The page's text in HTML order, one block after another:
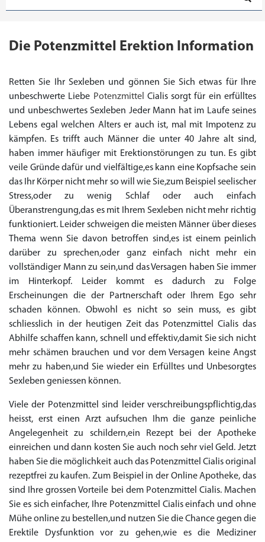
Die Potenzmittel Erektion Information
Retten Sie Ihr Sexleben und gönnen Sie Sich etwas für Ihre
unbeschwerte Liebe Potenzmittel Cialis sorgt für ein erfülltes
und unbeschwertes Sexleben Jeder Mann hat im Laufe seines
Lebens egal welchen Alters er auch ist, mal mit Impotenz zu
kämpfen. Es trifft auch Männer die unter 40 Jahre alt sind,
haben immer häufiger mit Erektionstörungen zu tun. Es gibt
veile Gründe dafür und vielfältige,es kann eine Kopfsache sein
das Ihr Körper nicht mehr so will wie Sie,zum Beispiel seelischer
Stress,oder zu wenig Schlaf oder auch einfach
Überanstrengung,das es mit Ihrem Sexleben nicht mehr richtig
funktioniert. Leider schweigen die meisten Männer über dieses
Thema wenn Sie davon betroffen sind,es ist einem peinlich
darüber zu sprechen,oder ganz einfach nicht mehr ein
vollständiger Mann zu sein,und das Versagen haben Sie immer
im Hinterkopf. Leider kommt es dadurch zu Folge
Erscheinungen die der Partnerschaft oder Ihrem Ego sehr
schaden können. Obwohl es nicht so sein muss, es gibt
schliesslich in der heutigen Zeit das Potenzmittel Cialis das
Abhilfe schaffen kann, schnell und effektiv,damit Sie sich nicht
mehr schämen brauchen und vor dem Versagen keine Angst
mehr zu haben,und Sie wieder ein Erfülltes und Unbesorgtes
Sexleben geniessen können.
Viele der Potenzmittel sind leider verschreibungspflichtig,das
heisst, erst einen Arzt aufsuchen Ihm die ganze peinliche
Angelegenheit zu schildern,ein Rezept bei der Apotheke
einreichen und dann kosten Sie auch noch sehr viel Geld. Jetzt
haben Sie die möglichkeit auch das Potenzmittel Cialis original
rezeptfrei zu kaufen. Zum Beispiel in der Online Apotheke, das
sind Ihre grossen Vorteile bei dem Potenzmittel Cialis. Machen
Sie es sich einfacher, Ihre Potenzmittel Cialis einfach und ohne
Mühe online zu bestellen,und nutzen Sie die Chance gegen die
Erektile Dysfunktion vor zu gehen,wie es die Mediziner